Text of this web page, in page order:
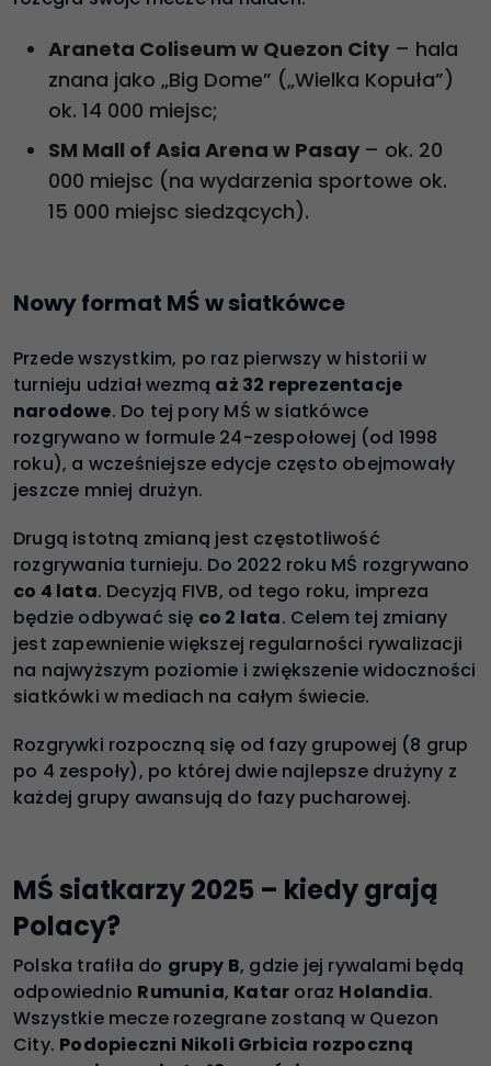
Araneta Coliseum w Quezon City – hala
znana jako „Big Dome” („Wielka Kopuła”)
ok. 14 000 miejsc;
SM Mall of Asia Arena w Pasay – ok. 20
000 miejsc (na wydarzenia sportowe ok.
15 000 miejsc siedzących).
Nowy format MŚ w siatkówce
Przede wszystkim, po raz pierwszy w historii w
turnieju udział wezmą aż 32 reprezentacje
narodowe. Do tej pory MŚ w siatkówce
rozgrywano w formule 24-zespołowej (od 1998
roku), a wcześniejsze edycje często obejmowały
jeszcze mniej drużyn.
Drugą istotną zmianą jest częstotliwość
rozgrywania turnieju. Do 2022 roku MŚ rozgrywano
co 4 lata. Decyzją FIVB, od tego roku, impreza
będzie odbywać się co 2 lata. Celem tej zmiany
jest zapewnienie większej regularności rywalizacji
na najwyższym poziomie i zwiększenie widoczności
siatkówki w mediach na całym świecie.
Rozgrywki rozpoczną się od fazy grupowej (8 grup
po 4 zespoły), po której dwie najlepsze drużyny z
każdej grupy awansują do fazy pucharowej.
MŚ siatkarzy 2025 – kiedy grają
Polacy?
Polska trafiła do grupy B, gdzie jej rywalami będą
odpowiednio Rumunia, Katar oraz Holandia.
Wszystkie mecze rozegrane zostaną w Quezon
City. Podopieczni Nikoli Grbicia rozpoczną